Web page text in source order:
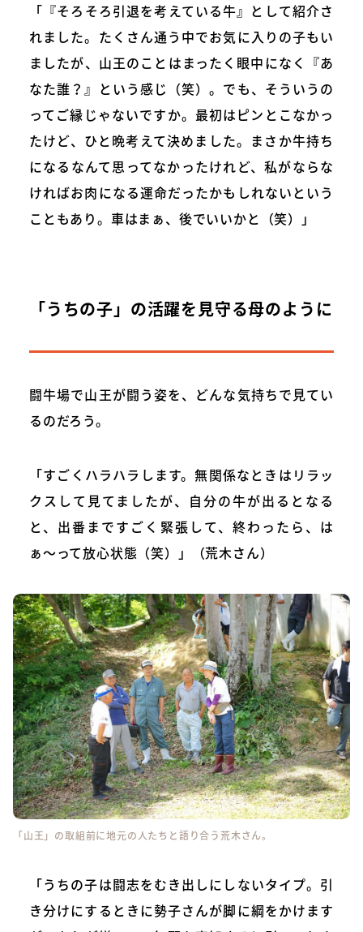
「『そろそろ引退を考えている牛』として紹介さ
れました。たくさん通う中でお気に入りの子もい
ましたが、山王のことはまったく眼中になく『あ
なた誰？』という感じ（笑）。でも、そういうの
ってご縁じゃないですか。最初はピンとこなかっ
たけど、ひと晩考えて決めました。まさか牛持ち
になるなんて思ってなかったけれど、私がならな
ければお肉になる運命だったかもしれないという
こともあり。車はまぁ、後でいいかと（笑）」
「うちの子」の活躍を見守る母のように
闘牛場で山王が闘う姿を、どんな気持ちで見てい
るのだろう。
「すごくハラハラします。無関係なときはリラッ
クスして見てましたが、自分の牛が出るとなる
と、出番まですごく緊張して、終わったら、は
ぁ〜って放心状態（笑）」（荒木さん）
「山王」の取組前に地元の人たちと語り合う荒木さん。
「うちの子は闘志をむき出しにしないタイプ。引
き分けにするときに勢子さんが脚に綱をかけます